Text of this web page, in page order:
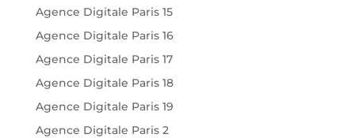
Agence Digitale Paris 15
Agence Digitale Paris 16
Agence Digitale Paris 17
Agence Digitale Paris 18
Agence Digitale Paris 19
Agence Digitale Paris 2